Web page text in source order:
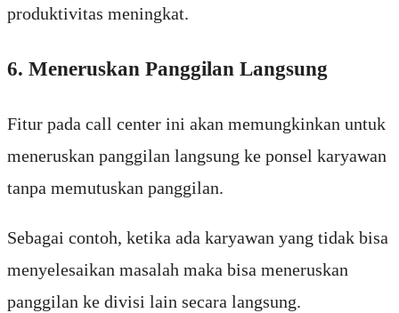
produktivitas meningkat.
6. Meneruskan Panggilan Langsung
Fitur pada call center ini akan memungkinkan untuk
meneruskan panggilan langsung ke ponsel karyawan
tanpa memutuskan panggilan.
Sebagai contoh, ketika ada karyawan yang tidak bisa
menyelesaikan masalah maka bisa meneruskan
panggilan ke divisi lain secara langsung.